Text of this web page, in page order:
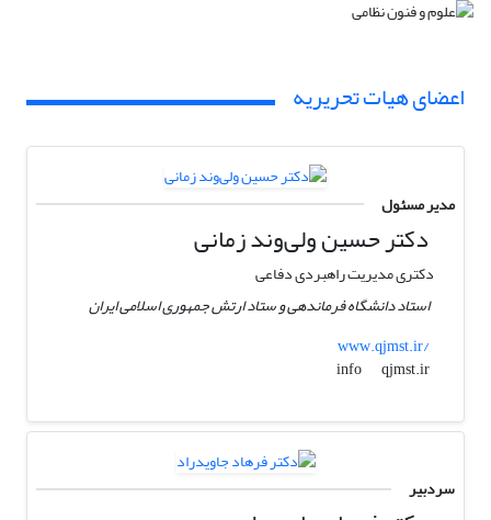
اعضای هیات تحریریه
مدیر مسئول
دکتر حسین ولی‌وند زمانی
دکتری مدیریت راهبردی دفاعی
استاد دانشگاه فرماندهی و ستاد ارتش جمهوری اسلامی ایران
www.qjmst.ir/
info
qjmst.ir
سردبیر